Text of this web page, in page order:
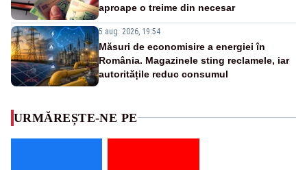
aproape o treime din necesar
5 aug. 2026, 19:54
Măsuri de economisire a energiei în
România. Magazinele sting reclamele, iar
autoritățile reduc consumul
URMĂREȘTE-NE PE